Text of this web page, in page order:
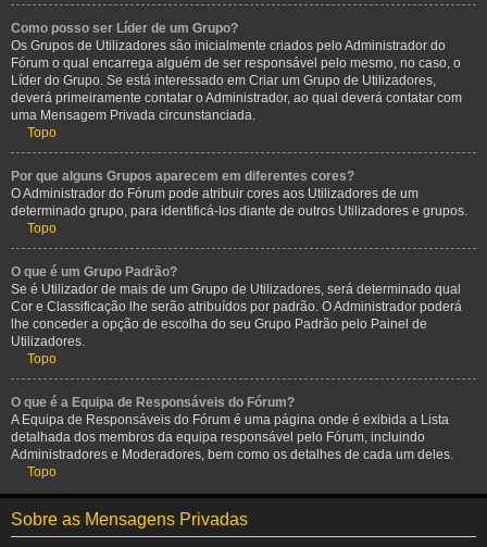
Como posso ser Líder de um Grupo?
Os Grupos de Utilizadores são inicialmente criados pelo Administrador do
Fórum o qual encarrega alguém de ser responsável pelo mesmo, no caso, o
Líder do Grupo. Se está interessado em Criar um Grupo de Utilizadores,
deverá primeiramente contatar o Administrador, ao qual deverá contatar com
uma Mensagem Privada circunstanciada.
Topo
Por que alguns Grupos aparecem em diferentes cores?
O Administrador do Fórum pode atribuir cores aos Utilizadores de um
determinado grupo, para identificá-los diante de outros Utilizadores e grupos.
Topo
O que é um Grupo Padrão?
Se é Utilizador de mais de um Grupo de Utilizadores, será determinado qual
Cor e Classificação lhe serão atribuídos por padrão. O Administrador poderá
lhe conceder a opção de escolha do seu Grupo Padrão pelo Painel de
Utilizadores.
Topo
O que é a Equipa de Responsáveis do Fórum?
A Equipa de Responsáveis do Fórum é uma página onde é exibida a Lista
detalhada dos membros da equipa responsável pelo Fórum, incluindo
Administradores e Moderadores, bem como os detalhes de cada um deles.
Topo
Sobre as Mensagens Privadas